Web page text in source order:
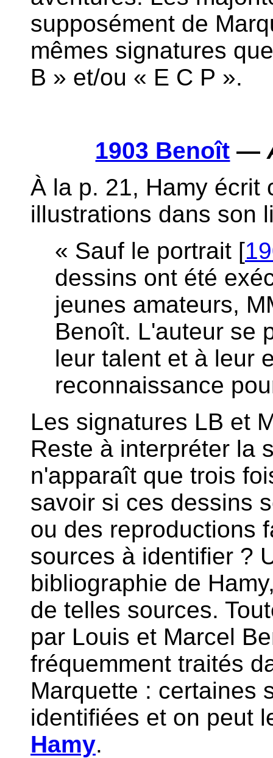
supposément de
mêmes signatures
B » et/ou « E C P ».
1903 Benoît —
À la p. 21, Hamy écrit
illustrations dans son
« Sauf le portrait [
dessins ont été
jeunes amateurs,
Benoît. L'auteur se
leur talent et à leur
reconnaissance
Les signatures LB et
Reste à interpréter la
n'apparaît que trois
savoir si ces dessins
ou des reproductions
sources à identifier ?
bibliographie de
de telles sources.
par Louis et Marcel
fréquemment traités
Marquette : certaines
identifiées et on peut
Hamy.